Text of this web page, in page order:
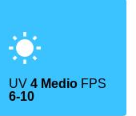
UV4 Medio FPS
6-10